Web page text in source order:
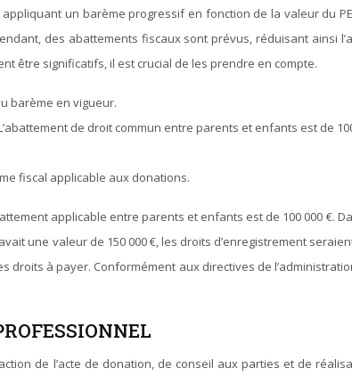
un barème progressif en fonction de la valeur du
des abattements fiscaux sont prévus, réduisant ainsi
être significatifs, il est crucial de les prendre en compte.
barème en vigueur.
de droit commun entre parents et enfants est de
fiscal applicable aux donations.
applicable entre parents et enfants est de 100 000 €.
une valeur de 150 000 €, les droits d’enregistrement
droits à payer. Conformément aux directives de
de l’acte de donation, de conseil aux parties et de